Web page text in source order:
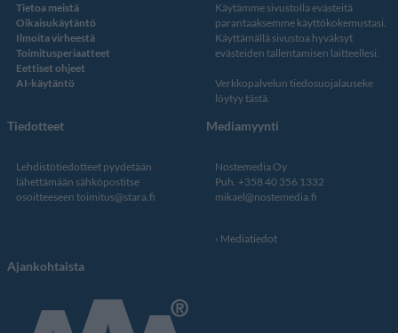
Tietoa meistä
Oikaisukäytäntö
Ilmoita virheestä
Toimitusperiaatteet
Eettiset ohjeet
AI-käytäntö
Käytämme sivustolla evästeitä
parantaaksemme käyttökokemustasi.
Käyttämällä sivustoa hyväksyt
evästeiden tallentamisen laitteellesi.
Verkkopalvelun tiedosuojalauseke
löytyy tästä.
Tiedotteet
Lehdistötiedotteet pyydetään
lähettämään sähköpostitse
osoitteeseen toimitus@stara.fi
Mediamyynti
Nostemedia Oy
Puh. +358 40 356 1332
mikael@nostemedia.fi
Mediatiedot
Ajankohtaista